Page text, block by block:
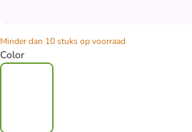
Minder dan 10 stuks op voorraad
Color